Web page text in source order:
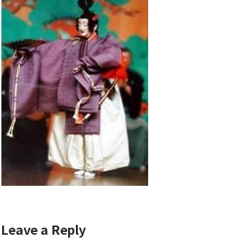
Leave a Reply